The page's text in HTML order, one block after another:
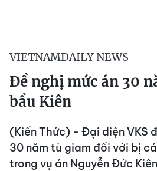
VIETNAMDAILY NEWS
Đề nghị mức án 30
bầu Kiên
(Kiến Thức) - Đại diện VKS
30 năm tù giam đối với bị
trong vụ án Nguyễn Đức